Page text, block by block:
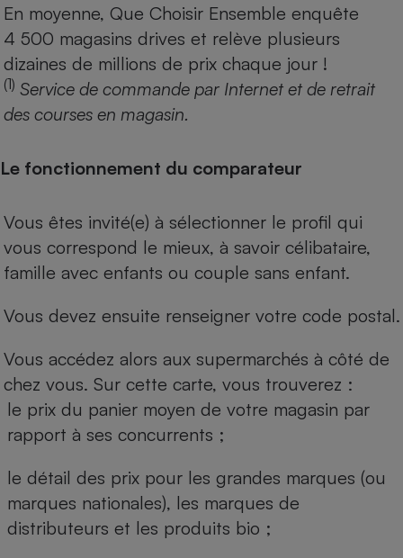
En moyenne, Que Choisir Ensemble enquête
4 500 magasins drives et relève plusieurs
dizaines de millions de prix chaque jour !
(1) Service de commande par Internet et de retrait
des courses en magasin.
Le fonctionnement du comparateur
Vous êtes invité(e) à sélectionner le profil qui
vous correspond le mieux, à savoir célibataire,
famille avec enfants ou couple sans enfant.
Vous devez ensuite renseigner votre code postal.
Vous accédez alors aux supermarchés à côté de
chez vous. Sur cette carte, vous trouverez :
le prix du panier moyen de votre magasin par
rapport à ses concurrents ;
le détail des prix pour les grandes marques (ou
marques nationales), les marques de
distributeurs et les produits bio ;